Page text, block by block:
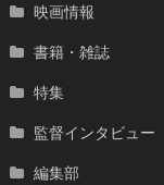
映画情報
書籍・雑誌
特集
監督インタビュー
編集部